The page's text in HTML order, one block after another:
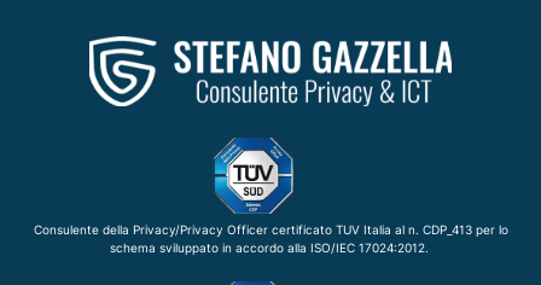
Consulente della Privacy/Privacy Officer certificato TUV Italia al n. CDP_413 per lo
schema sviluppato in accordo alla ISO/IEC 17024:2012.